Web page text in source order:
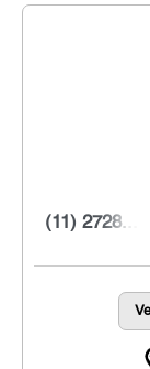
(11) 2728...